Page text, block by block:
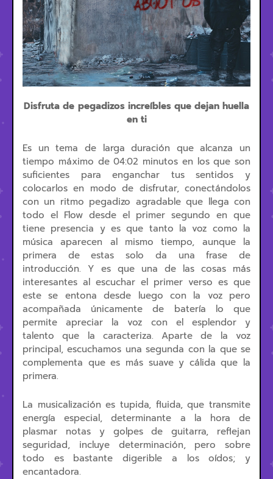
Disfruta de pegadizos increíbles que dejan huella
en ti
Es un tema de larga duración que alcanza un
tiempo máximo de 04:02 minutos en los que son
suficientes para enganchar tus sentidos y
colocarlos en modo de disfrutar, conectándolos
con un ritmo pegadizo agradable que llega con
todo el Flow desde el primer segundo en que
tiene presencia y es que tanto la voz como la
música aparecen al mismo tiempo, aunque la
primera de estas solo da una frase de
introducción. Y es que una de las cosas más
interesantes al escuchar el primer verso es que
este se entona desde luego con la voz pero
acompañada únicamente de batería lo que
permite apreciar la voz con el esplendor y
talento que la caracteriza. Aparte de la voz
principal, escuchamos una segunda con la que se
complementa que es más suave y cálida que la
primera.
La musicalización es tupida, fluida, que transmite
energía especial, determinante a la hora de
plasmar notas y golpes de guitarra, reflejan
seguridad, incluye determinación, pero sobre
todo es bastante digerible a los oídos; y
encantadora.